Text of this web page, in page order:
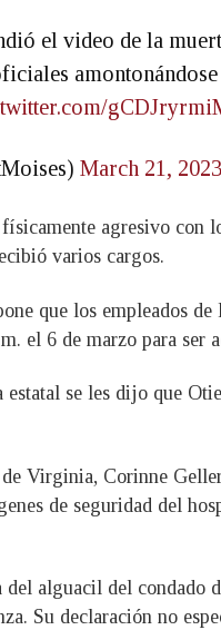
el video de la
March 21, 2023
agresivo con
varios cargos.
que los empleados
el 6 de marzo para
se les dijo que
Virginia, Corinne
de seguridad del
alguacil del condado
Su declaración no